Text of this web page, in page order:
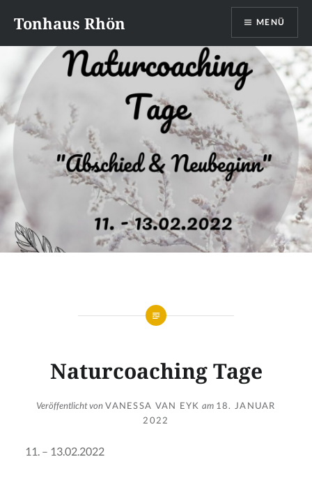
zum
Inhalt
Tonhaus Rhön MENÜ
Naturcoaching Tage
Veröffentlicht vonVANESSA VAN EYK am 18. JANUAR
2022
11. – 13.02.2022